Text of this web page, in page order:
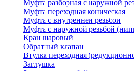
Муфта разборная с наружной
Муфта переходная коническая
Муфта с внутренней резьбой
Муфта с наружной резьбой
Кран шаровый
Обратный клапан
Втулка переходная
Заглушка